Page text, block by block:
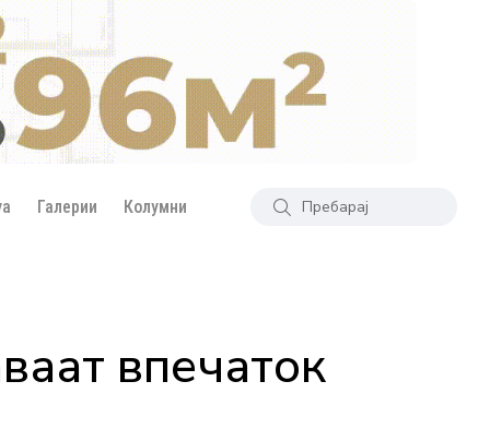
Галерии Колумни
впечаток